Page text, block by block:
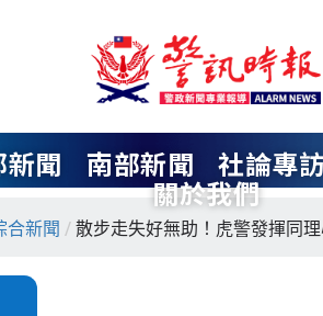
聞 南部新聞 社論專訪
關於我們
合新聞 / 散步走失好無助！虎警發揮同